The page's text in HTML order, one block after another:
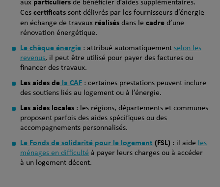
aux
de bénéficier d’aides supplémentaires.
Ces certificatssont délivrés par les fournisseurs d’énergie
en échange de travaux réalisésdans le cadred’une
rénovation énergétique.
Le chèque énergie: attribué automatiquement selon les
revenus, il peut être utilisé pour payer des factures ou
financer des travaux.
Les aides dela CAF: certaines prestations peuvent inclure
des soutiens liés au logement ou à l’énergie.
Les aides locales: les régions, départements et communes
proposent parfois des aides spécifiques ou des
accompagnements personnalisés.
Le Fonds de solidarité pour le logement (FSL) : il aide les
ménages en difficulté à payer leurs charges ou à accéder
à un logement décent.